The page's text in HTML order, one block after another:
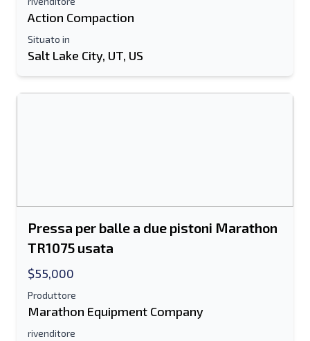
Action Compaction
Situato in
Salt Lake City, UT, US
Pressa per balle a due pistoni Marathon
TR1075 usata
$55,000
Produttore
Marathon Equipment Company
rivenditore